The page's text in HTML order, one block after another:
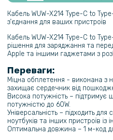
Кабель WUW-X214 Type-C to
з'єднання для ваших пристроїв
Кабель WUW-X214 Type-C to
рішення для заряджання та
Apple та іншими гаджетами з
Переваги:
Міцна обплетення - виконана з
захищає сердечник від
Висока потужність – підтримує
потужністю до 60W.
Універсальність – підходить
ноутбуків та інших пристроїв із
Оптимальна довжина – 1 м-код